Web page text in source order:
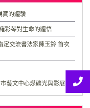
賞的體驗
彩琴對生命的體悟
定交流書法家陳玉鈴 首次
藝文中心煤礦光與影展出